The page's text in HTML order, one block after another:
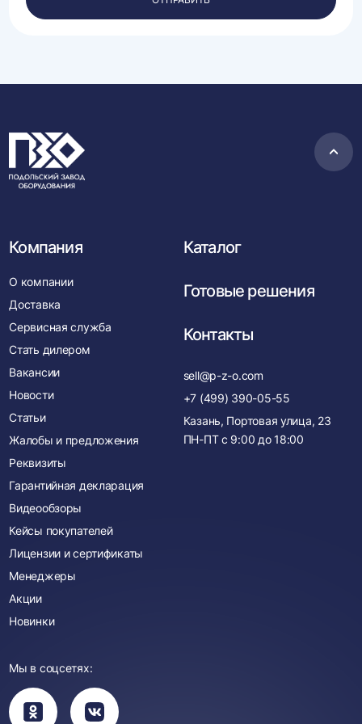
данных.
в
Компания
О компании
Доставка
Сервисная служба
Стать дилером
Вакансии
Новости
Статьи
Жалобы и предложения
Реквизиты
Гарантийная декларация
Видеообзоры
Кейсы покупателей
Лицензии и сертификаты
Менеджеры
Акции
Новинки
Каталог
Готовые решения
Контакты
sell@p-z-o.com
+7 (499) 390-05-55
Казань, Портовая улица, 23
ПН-ПТ с 9:00 до 18:00
Мы в соцсетях:
Вы
перейдете
в
Вы
перейдете
в